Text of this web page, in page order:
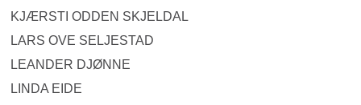
KJÆRSTI ODDEN SKJELDAL
LARS OVE SELJESTAD
LEANDER DJØNNE
LINDA EIDE